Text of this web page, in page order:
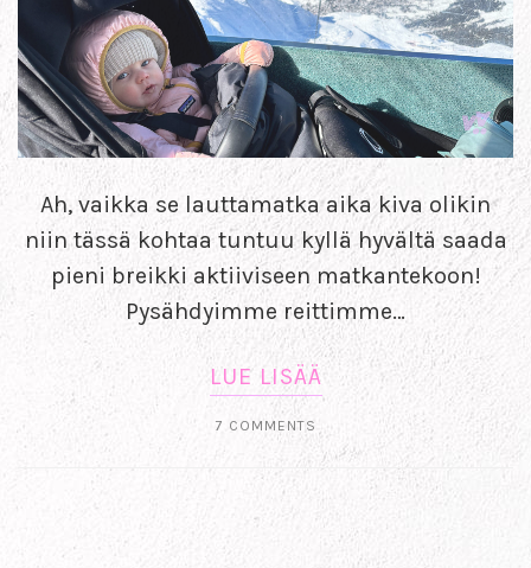
Ah, vaikka se lauttamatka aika kiva olikin
niin tässä kohtaa tuntuu kyllä hyvältä saada
pieni breikki aktiiviseen matkantekoon!
Pysähdyimme reittimme…
LUE LISÄÄ
7 COMMENTS